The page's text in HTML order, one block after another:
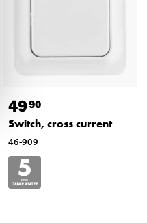
4990
Switch, cross current
46-909